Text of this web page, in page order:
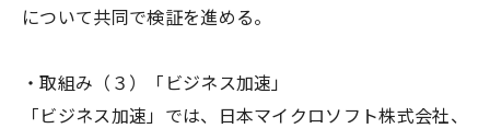
について共同で検証を進める。
・取組み（３）「ビジネス加速」
「ビジネス加速」では、日本マイクロソフト株式会社、